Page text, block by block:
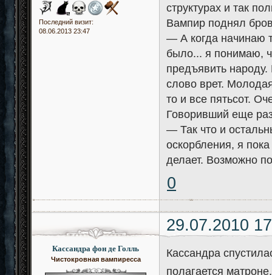
Последний визит:
08.06.2013 23:47
структурах и так
Вампир поднял
— А когда начинаю
было... я понимаю,
предъявить
слово врет.
то и все пятьсот.
Говоривший еще
— Так что и
оскорбления, я
делает. Возможно
0
29.07.2010
Кассандра фон де Голль
Чистокровная вампиресса
Кассандра
полагается